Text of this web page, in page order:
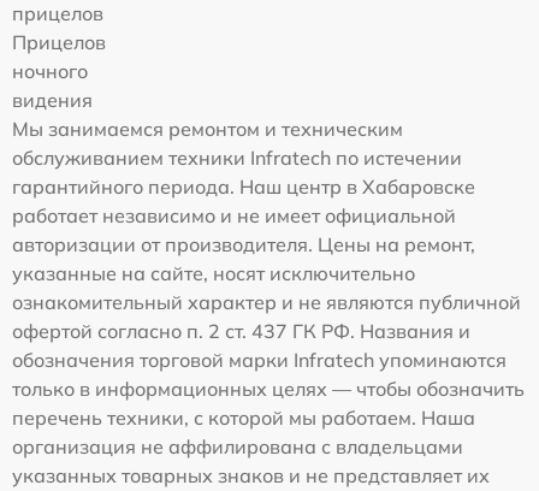
прицелов
Прицелов
ночного
видения
Мы занимаемся ремонтом и техническим
обслуживанием техники Infratech по истечении
гарантийного периода. Наш центр в Хабаровске
работает независимо и не имеет официальной
авторизации от производителя. Цены на ремонт,
указанные на сайте, носят исключительно
ознакомительный характер и не являются публичной
офертой согласно п. 2 ст. 437 ГК РФ. Названия и
обозначения торговой марки Infratech упоминаются
только в информационных целях — чтобы обозначить
перечень техники, с которой мы работаем. Наша
организация не аффилирована с владельцами
указанных товарных знаков и не представляет их